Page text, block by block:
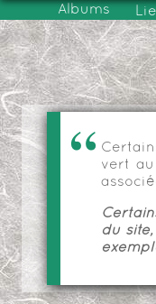
Albums
vert
du